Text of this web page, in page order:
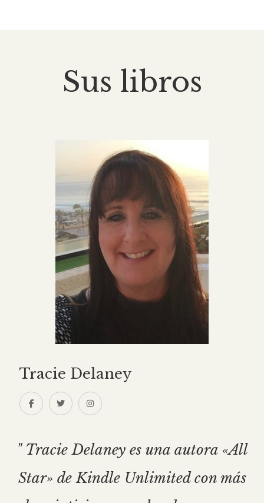
Sus libros
Tracie Delaney
" Tracie Delaney es una autora «All
Star» de Kindle Unlimited con más